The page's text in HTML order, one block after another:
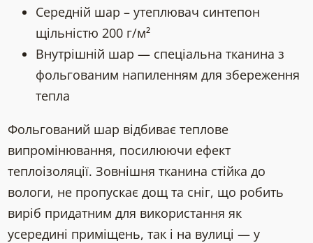
Середній шар – утеплювач синтепон
щільністю 200 г/м²
Внутрішній шар — спеціальна тканина з
фольгованим напиленням для збереження
тепла
Фольгований шар відбиває теплове
випромінювання, посилюючи ефект
теплоізоляції. Зовнішня тканина стійка до
вологи, не пропускає дощ та сніг, що робить
виріб придатним для використання як
усередині приміщень, так і на вулиці — у